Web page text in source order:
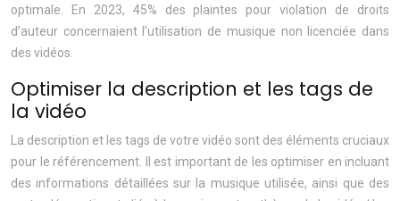
optimale. En 2023, 45% des plaintes pour violation de droits
d’auteur concernaient l’utilisation de musique non licenciée dans
des vidéos.
Optimiser la description et les tags de
la vidéo
La description et les tags de votre vidéo sont des éléments cruciaux
pour le référencement. Il est important de les optimiser en incluant
des informations détaillées sur la musique utilisée, ainsi que des